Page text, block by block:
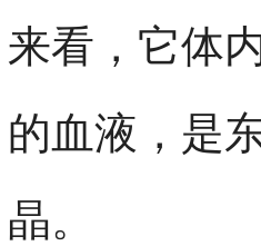
来看，它体
的血液，是
晶。